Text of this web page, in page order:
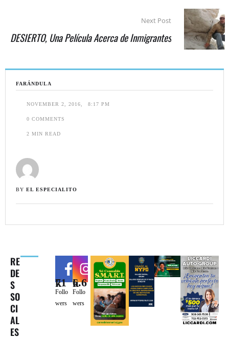
FARÁNDULA
NOVEMBER 2, 2016 8:17 PM
0 COMMENTS
2 MIN READ
BY EL ESPECIALITO
RE
DE
S
SO
CI
AL
ES
71k
Follo
wers
6.6k
Follo
wers
Next Post
DESIERTO, Una Película Acerca de Inmigrantes